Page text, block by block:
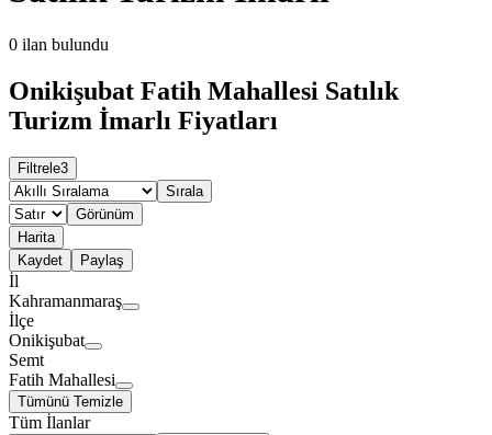
0 ilan bulundu
Onikişubat Fatih Mahallesi Satılık
Turizm İmarlı Fiyatları
Filtrele3
Sırala
Görünüm
Harita
Kaydet
Paylaş
İl
Kahramanmaraş
İlçe
Onikişubat
Semt
Fatih Mahallesi
Tümünü Temizle
Tüm İlanlar